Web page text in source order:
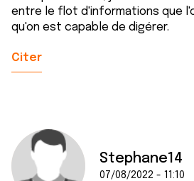
entre le flot d'informations que
qu'on est capable de digérer.
Citer
Stephane14
07/08/2022 - 11:10